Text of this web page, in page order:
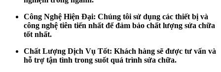
Công Nghệ Hiện Đại: Chúng tôi sử dụng các thiết bị và
công nghệ tiên tiến nhất để đảm bảo chất lượng sửa chữa
tốt nhất.
Chất Lượng Dịch Vụ Tốt: Khách hàng sẽ được tư vấn và
hỗ trợ tận tình trong suốt quá trình sửa chữa.